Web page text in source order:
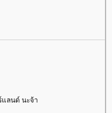
แลนด์ นะจ้า